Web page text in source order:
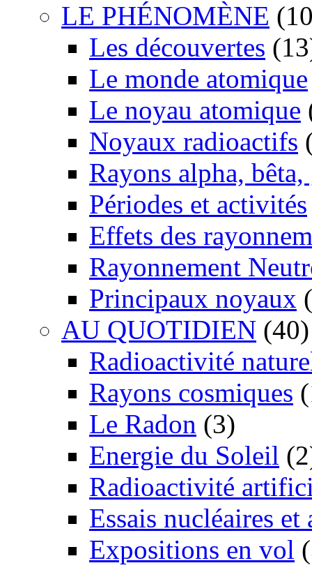
LE PHÉNOMÈNE
Les découvertes
Le monde atomique
Le noyau atomique
Noyaux radioactifs
Rayons alpha, bêta,
Périodes et activités
Effets des
Rayonnement
Principaux noyaux
AU QUOTIDIEN (40)
Radioactivité
Rayons cosmiques
Le Radon (3)
Energie du Soleil
Radioactivité
Essais nucléaires et
Expositions en vol